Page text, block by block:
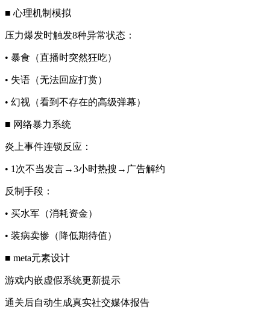
■ ​​心理机制模拟​​
压力爆发时触发8种异常状态：
• 暴食（直播时突然狂吃）
• 失语（无法回应打赏）
• 幻视（看到不存在的高级弹幕）
■ ​​网络暴力系统​​
炎上事件连锁反应：
• 1次不当发言→3小时热搜→广告解约
反制手段：
• 买水军（消耗资金）
• 装病卖惨（降低期待值）
■ ​​meta元素设计​​
游戏内嵌虚假系统更新提示
通关后自动生成真实社交媒体报告